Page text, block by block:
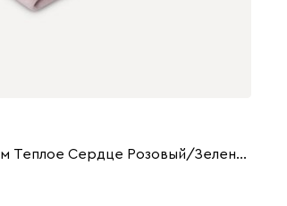
Көрпе Тут Рядом Теплое Сердце Розовый/Зеленый 120x170